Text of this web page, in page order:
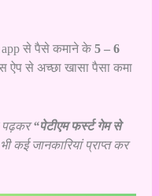
app से पैसे कमाने के 5 – 6
ऐप से अच्छा खासा पैसा कमा
पढ़कर“पेटीएम फर्स्ट गेम से
जानकारियां प्राप्त कर